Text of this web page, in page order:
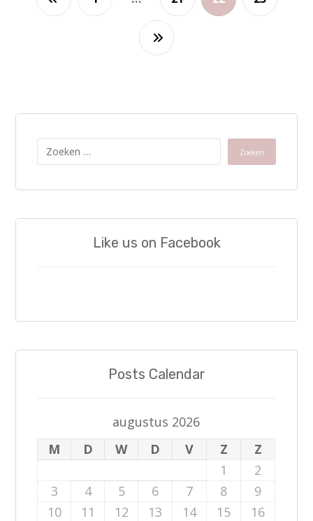
Zoeken
Like us on Facebook
Posts Calendar
augustus 2026
M
D W D V Z
Z
1
2
3
4 5 6 7 8
9
10
11 12 13 14 15
16